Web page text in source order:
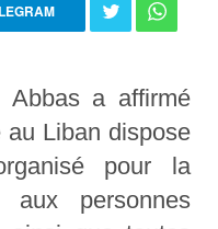
Abbas a affirmé
Liban dispose
pour la
aux personnes